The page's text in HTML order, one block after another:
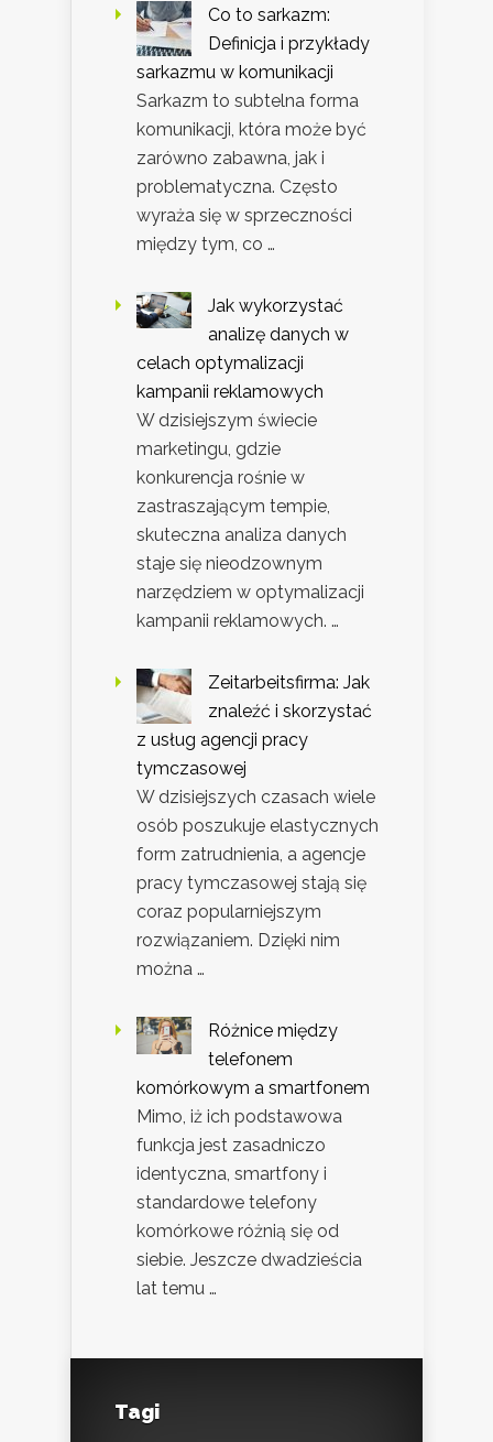
Co to sarkazm:
Definicja i przykłady
sarkazmu w komunikacji
Sarkazm to subtelna forma
komunikacji, która może być
zarówno zabawna, jak i
problematyczna. Często
wyraża się w sprzeczności
między tym, co …
Jak wykorzystać
analizę danych w
celach optymalizacji
kampanii reklamowych
W dzisiejszym świecie
marketingu, gdzie
konkurencja rośnie w
zastraszającym tempie,
skuteczna analiza danych
staje się nieodzownym
narzędziem w optymalizacji
kampanii reklamowych. …
Zeitarbeitsfirma: Jak
znaleźć i skorzystać
z usług agencji pracy
tymczasowej
W dzisiejszych czasach wiele
osób poszukuje elastycznych
form zatrudnienia, a agencje
pracy tymczasowej stają się
coraz popularniejszym
rozwiązaniem. Dzięki nim
można …
Różnice między
telefonem
komórkowym a smartfonem
Mimo, iż ich podstawowa
funkcja jest zasadniczo
identyczna, smartfony i
standardowe telefony
komórkowe różnią się od
siebie. Jeszcze dwadzieścia
lat temu …
Tagi